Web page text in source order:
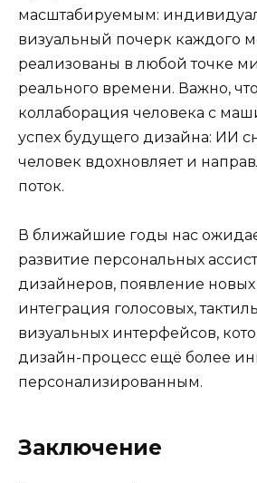
масштабируемым:
визуальный почерк каждого
реализованы в любой точке
реального времени. Важно,
коллаборация человека с
успех будущего дизайна: ИИ
человек вдохновляет и
поток.
В ближайшие годы нас
развитие персональных
дизайнеров, появление
интеграция голосовых,
визуальных интерфейсов,
дизайн-процесс ещё более
персонализированным.
Заключение